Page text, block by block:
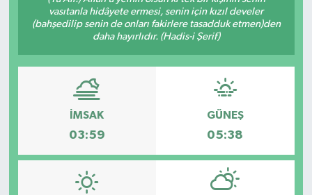
vasıtanla hidâyete ermesi, senin için kızıl develer
(bahşedilip senin de onları fakirlere tasadduk etmen)den
daha hayırlıdır. (Hadis-i Şerif)
İMSAK
03:59
GÜNEŞ
05:38
KÜLTÜR&SANAT
SAĞLIK
SİVİL TOPLUM